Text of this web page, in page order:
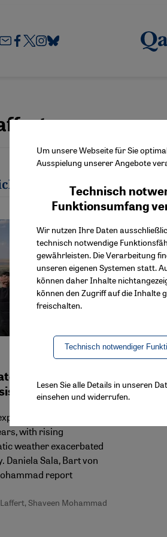
by Bart von Laffert
change drive
its worst
with rising
weather exacerbated
Daniela Sala, Bart von
report
Shaveen Mohammad
Um unsere Webseite für Sie
Ausspielung unserer Angebote
Technisch
Funktionsumfang
Wir nutzen Ihre Daten
technisch notwendige
gewährleisten. Die Verarbeitung
unseren eigenen Systemen statt.
können daher Inhalte
können den Zugriff auf die Inhalte
freischalten.
Technisch notwendiger
Lesen Sie alle Details in unseren
einsehen und widerrufen.